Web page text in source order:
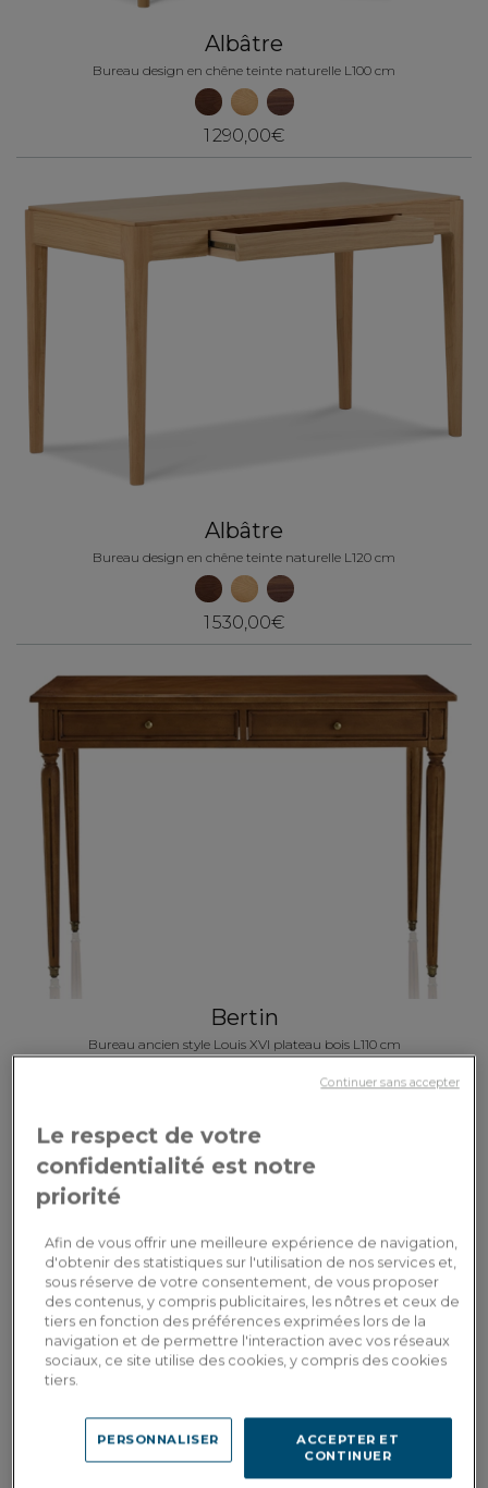
Albâtre
Bureau design en chêne teinte naturelle L100 cm
1 290,00€
Albâtre
Bureau design en chêne teinte naturelle L120 cm
1 530,00€
Bertin
Bureau ancien style Louis XVI plateau bois L110 cm
Le respect de votre
confidentialité est notre
priorité
Afin de vous offrir une meilleure expérience de navigation,
d'obtenir des statistiques sur l'utilisation de nos services et,
sous réserve de votre consentement, de vous proposer
des contenus, y compris publicitaires, les nôtres et ceux de
tiers en fonction des préférences exprimées lors de la
navigation et de permettre l'interaction avec vos réseaux
sociaux, ce site utilise des cookies, y compris des cookies
tiers.
ACCEPTER ET
CONTINUER
PERSONNALISER
Continuer sans accepter